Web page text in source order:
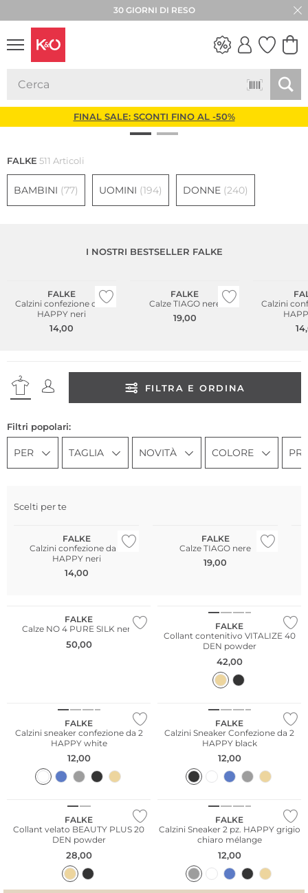
★★★★★ 4,8 / 5,0 STELLE
FINAL SALE: SCONTI FINO AL -50%
FALKE 511 Articoli
BAMBINI (77) UOMINI (194) DONNE (240)
I NOSTRI BESTSELLER FALKE
FALKE
Calzini confezione da 2
HAPPY neri
14,00
Sostenibile
FALKE
Calze TIAGO nere
19,00
Calzini
FILTRA E ORDINA
Filtri popolari:
PER TAGLIA NOVITÀ COLORE
Scelti per te
Taglie grandi
FALKE
Calzini confezione da 2
HAPPY neri
14,00
FALKE
Calze TIAGO nere
19,00
FALKE
Calze NO 4 PURE SILK nere
50,00
FALKE
Collant contenitivo VITALIZE 40
DEN powder
42,00
FALKE
Calzini sneaker confezione da 2
HAPPY white
12,00
FALKE
Calzini Sneaker Confezione da 2
HAPPY black
12,00
Taglie grandi
FALKE
Collant velato BEAUTY PLUS 20
DEN powder
28,00
Taglie grandi
Multi Pack
FALKE
Calzini Sneaker 2 pz. HAPPY grigio
chiaro mélange
12,00